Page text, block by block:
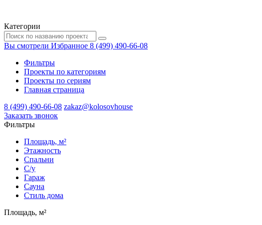
Категории
Вы смотрели Избранное 8 (499) 490-66-08
Фильтры
Проекты по категориям
Проекты по сериям
Главная страница
8 (499) 490-66-08 zakaz@kolosovhouse
3аказать звонок
Фильтры
Площадь, м²
Этажность
Спальни
С/у
Гараж
Сауна
Стиль дома
Площадь, м²